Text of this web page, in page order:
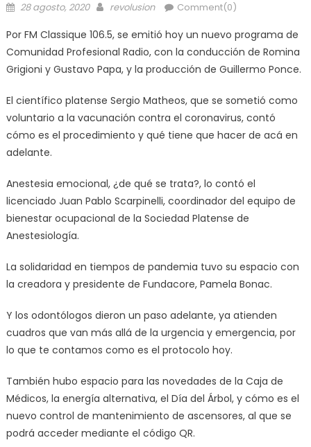
28 agosto, 2020 revolusion Comment(0)
Por FM Classique 106.5, se emitió hoy un nuevo programa de
Comunidad Profesional Radio, con la conducción de Romina
Grigioni y Gustavo Papa, y la producción de Guillermo Ponce.
El científico platense Sergio Matheos, que se sometió como
voluntario a la vacunación contra el coronavirus, contó
cómo es el procedimiento y qué tiene que hacer de acá en
adelante.
Anestesia emocional, ¿de qué se trata?, lo contó el
licenciado Juan Pablo Scarpinelli, coordinador del equipo de
bienestar ocupacional de la Sociedad Platense de
Anestesiología.
La solidaridad en tiempos de pandemia tuvo su espacio con
la creadora y presidente de Fundacore, Pamela Bonac.
Y los odontólogos dieron un paso adelante, ya atienden
cuadros que van más allá de la urgencia y emergencia, por
lo que te contamos como es el protocolo hoy.
También hubo espacio para las novedades de la Caja de
Médicos, la energía alternativa, el Día del Árbol, y cómo es el
nuevo control de mantenimiento de ascensores, al que se
podrá acceder mediante el código QR.